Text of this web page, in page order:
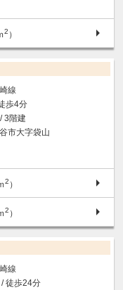
2 ）
線
歩4分
3階建
市大字袋山
2 ）
2 ）
線
/ 徒歩24分